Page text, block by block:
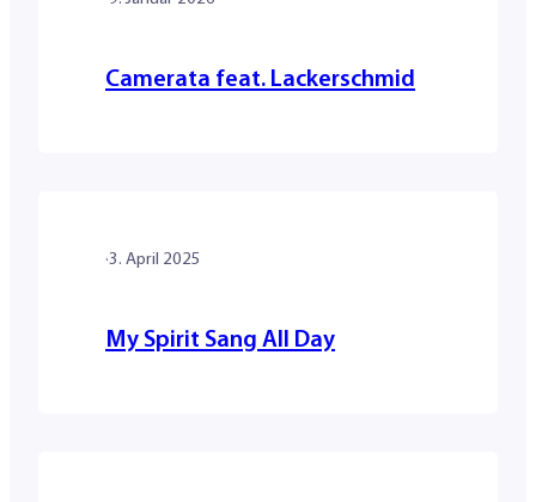
Camerata feat. Lackerschmid
·3. April 2025
My Spirit Sang All Day